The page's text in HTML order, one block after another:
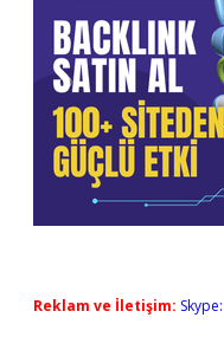
Reklam ve İletişim: